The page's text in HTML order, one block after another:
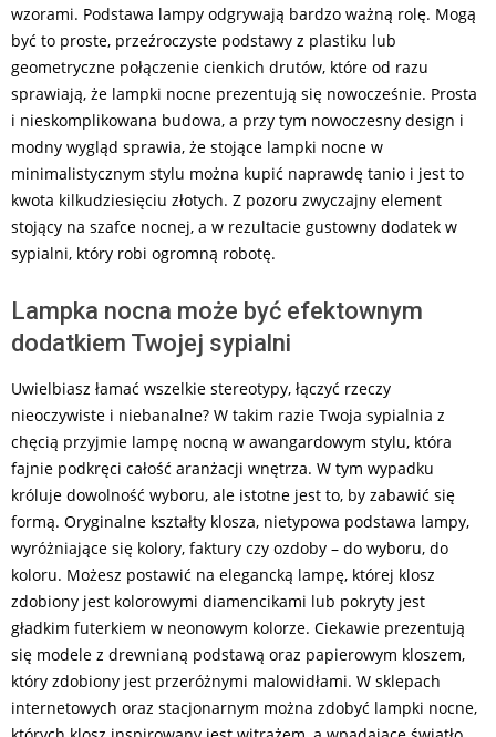
wzorami. Podstawa lampy odgrywają bardzo ważną rolę. Mogą
być to proste, przeźroczyste podstawy z plastiku lub
geometryczne połączenie cienkich drutów, które od razu
sprawiają, że lampki nocne prezentują się nowocześnie. Prosta
i nieskomplikowana budowa, a przy tym nowoczesny design i
modny wygląd sprawia, że stojące lampki nocne w
minimalistycznym stylu można kupić naprawdę tanio i jest to
kwota kilkudziesięciu złotych. Z pozoru zwyczajny element
stojący na szafce nocnej, a w rezultacie gustowny dodatek w
sypialni, który robi ogromną robotę.
Lampka nocna może być efektownym
dodatkiem Twojej sypialni
Uwielbiasz łamać wszelkie stereotypy, łączyć rzeczy
nieoczywiste i niebanalne? W takim razie Twoja sypialnia z
chęcią przyjmie lampę nocną w awangardowym stylu, która
fajnie podkręci całość aranżacji wnętrza. W tym wypadku
króluje dowolność wyboru, ale istotne jest to, by zabawić się
formą. Oryginalne kształty klosza, nietypowa podstawa lampy,
wyróżniające się kolory, faktury czy ozdoby – do wyboru, do
koloru. Możesz postawić na elegancką lampę, której klosz
zdobiony jest kolorowymi diamencikami lub pokryty jest
gładkim futerkiem w neonowym kolorze. Ciekawie prezentują
się modele z drewnianą podstawą oraz papierowym kloszem,
który zdobiony jest przeróżnymi malowidłami. W sklepach
internetowych oraz stacjonarnym można zdobyć lampki nocne,